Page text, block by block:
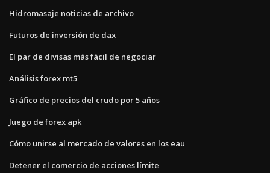
Hidromasaje noticias de archivo
Futuros de inversión de dax
El par de divisas más fácil de negociar
Análisis forex mt5
Gráfico de precios del crudo por 5 años
Juego de forex apk
Cómo unirse al mercado de valores en los eau
Detener el comercio de acciones límite